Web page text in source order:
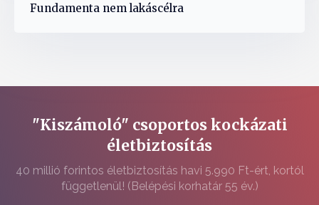
Fundamenta nem lakáscélra
"Kiszámoló" csoportos kockázati
életbiztosítás
40 millió forintos életbiztosítás havi 5.990 Ft-ért, kortól
függetlenül! (Belépési korhatár 55 év.)